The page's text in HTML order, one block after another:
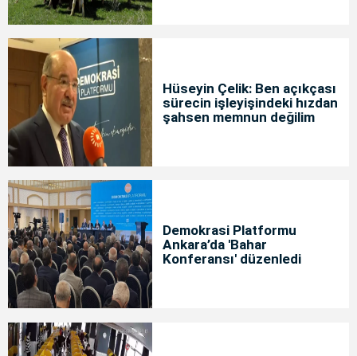
Hüseyin Çelik: Ben açıkçası
sürecin işleyişindeki hızdan
şahsen memnun değilim
Demokrasi Platformu
Ankara’da 'Bahar
Konferansı' düzenledi